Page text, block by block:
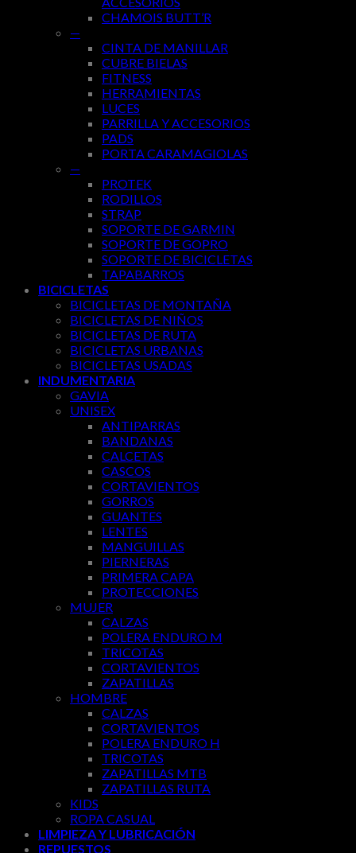
CHAMOIS BUTT’R
—
CINTA DE MANILLAR
CUBRE BIELAS
FITNESS
HERRAMIENTAS
LUCES
PARRILLA Y ACCESORIOS
PADS
PORTA CARAMAGIOLAS
—
PROTEK
RODILLOS
STRAP
SOPORTE DE GARMIN
SOPORTE DE GOPRO
SOPORTE DE BICICLETAS
TAPABARROS
BICICLETAS
BICICLETAS DE MONTAÑA
BICICLETAS DE NIÑOS
BICICLETAS DE RUTA
BICICLETAS URBANAS
BICICLETAS USADAS
INDUMENTARIA
GAVIA
UNISEX
ANTIPARRAS
BANDANAS
CALCETAS
CASCOS
CORTAVIENTOS
GORROS
GUANTES
LENTES
MANGUILLAS
PIERNERAS
PRIMERA CAPA
PROTECCIONES
MUJER
CALZAS
POLERA ENDURO M
TRICOTAS
CORTAVIENTOS
ZAPATILLAS
HOMBRE
CALZAS
CORTAVIENTOS
POLERA ENDURO H
TRICOTAS
ZAPATILLAS MTB
ZAPATILLAS RUTA
KIDS
ROPA CASUAL
LIMPIEZA Y LUBRICACIÓN
REPUESTOS